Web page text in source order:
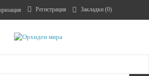
Регистрация Закладки (0)